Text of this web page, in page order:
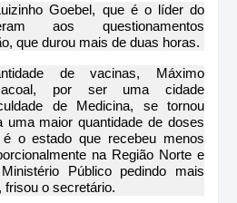
Goebel, que é o líder do
aos questionamentos
que durou mais de duas horas.
de vacinas, Máximo
por ser uma cidade
de Medicina, se tornou
uma maior quantidade de doses
é o estado que recebeu menos
na Região Norte e
Público pedindo mais
frisou o secretário.